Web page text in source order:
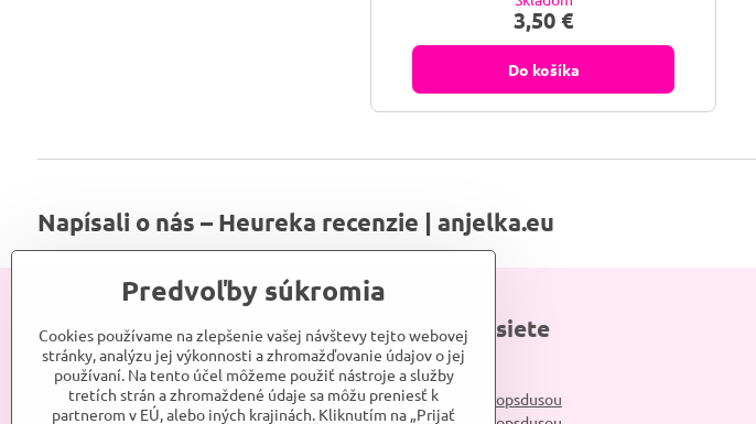
vyrábané, šetrné k životnému prostrediu.
3,50 €
Do košíka
Napísali o nás – Heureka recenzie | anjelka.eu
Informácie
Srdce Anjelky
Kontakt
Sociálne siete
Anjelka
Anjelkaeshopsdusou
Predvoľby súkromia
Cookies používame na zlepšenie vašej návštevy tejto webovej
stránky, analýzu jej výkonnosti a zhromažďovanie údajov o jej
používaní. Na tento účel môžeme použiť nástroje a služby
tretích strán a zhromaždené údaje sa môžu preniesť k
partnerom v EÚ, alebo iných krajinách. Kliknutím na „Prijať